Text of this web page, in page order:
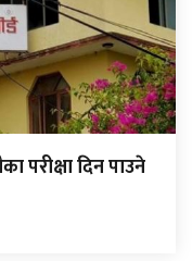
परीक्षा दिन पाउने